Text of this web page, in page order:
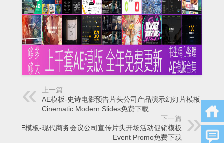
上一篇
AE模板-史诗电影预告片头公司产品演示幻灯片模板
Cinematic Modern Slides免费下载
下一篇
AE模板-现代商务会议公司宣传片头开场活动促销模板
Event Promo免费下载